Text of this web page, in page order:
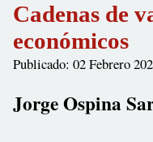
Cadenas de
económicos
Publicado: 02 Febrero
Jorge Ospina